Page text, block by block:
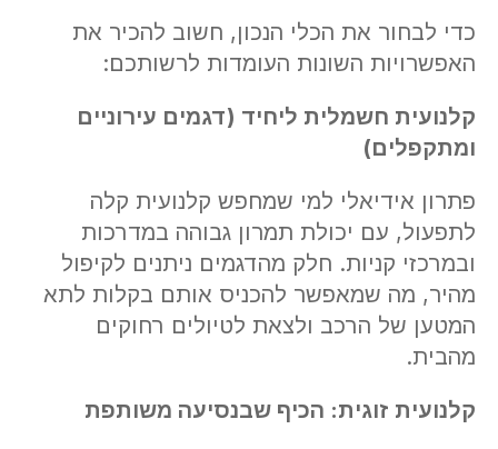
כדי לבחור את הכלי הנכון, חשוב להכיר את
האפשרויות השונות העומדות לרשותכם:
קלנועית חשמלית ליחיד (דגמים עירוניים
ומתקפלים)
פתרון אידיאלי למי שמחפש קלנועית קלה
לתפעול, עם יכולת תמרון גבוהה במדרכות
ובמרכזי קניות. חלק מהדגמים ניתנים לקיפול
מהיר, מה שמאפשר להכניס אותם בקלות לתא
המטען של הרכב ולצאת לטיולים רחוקים
מהבית.
קלנועית זוגית: הכיף שבנסיעה משותפת